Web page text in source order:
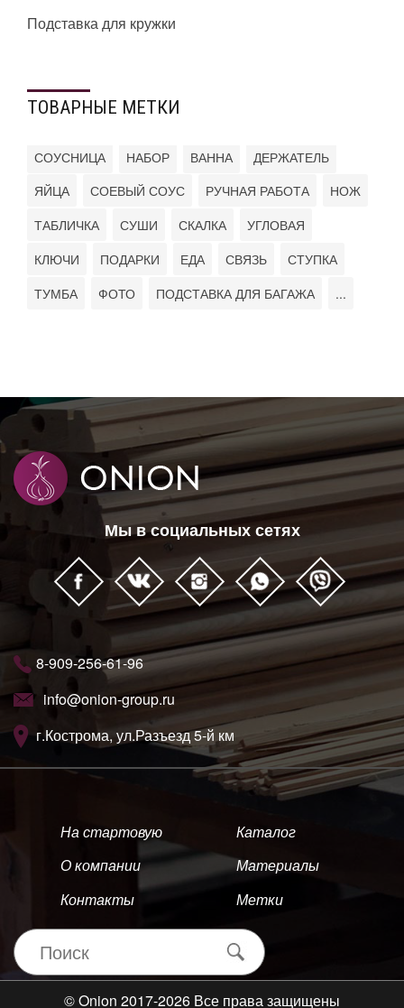
Подставка для кружки
ТОВАРНЫЕ МЕТКИ
СОУСНИЦА НАБОР ВАННА
ДЕРЖАТЕЛЬ
ЯЙЦА
СОЕВЫЙ СОУС РУЧНАЯ РАБОТА
НОЖ
ТАБЛИЧКА
СУШИ СКАЛКА
УГЛОВАЯ
КЛЮЧИ
ПОДАРКИ ЕДА СВЯЗЬ
СТУПКА
ТУМБА
ФОТО ПОДСТАВКА ДЛЯ БАГАЖА ...
Мы в социальных сетях
8-909-256-61-96
info@onion-group.ru
г.Кострома, ул.Разъезд 5-й км
На стартовую
О компании
Контакты
Каталог
Материалы
Метки
© Onion 2017-2026 Все права защищены